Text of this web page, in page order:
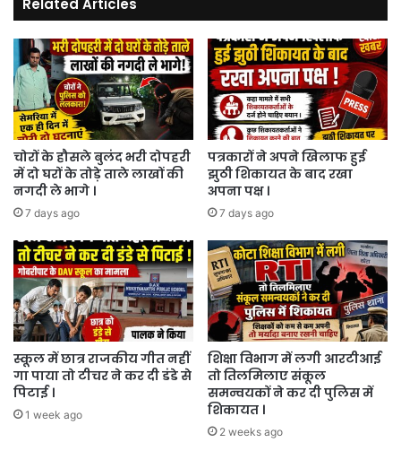
चोरों के हौसले बुलंद भरी दोपहरी
में दो घरों के तोड़े ताले लाखों की
नगदी ले भागे ।
7 days ago
पत्रकारों ने अपने खिलाफ हुई
झुठी शिकायत के बाद रखा
अपना पक्ष ।
7 days ago
स्कूल में छात्र राजकीय गीत नहीं
गा पाया तो टीचर ने कर दी डंडे से
पिटाई ।
1 week ago
शिक्षा विभाग में लगी आरटीआई
तो तिलमिलाए संकूल
समन्वयकों ने कर दी पुलिस में
शिकायत ।
2 weeks ago